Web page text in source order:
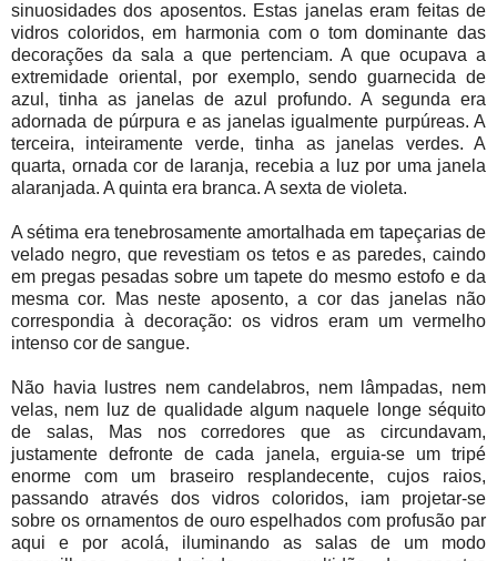
sinuosidades dos aposentos. Estas janelas eram feitas de
vidros coloridos, em harmonia com o tom dominante das
decorações da sala a que pertenciam. A que ocupava a
extremidade oriental, por exemplo, sendo guarnecida de
azul, tinha as janelas de azul profundo. A segunda era
adornada de púrpura e as janelas igualmente purpúreas. A
terceira, inteiramente verde, tinha as janelas verdes. A
quarta, ornada cor de laranja, recebia a luz por uma janela
alaranjada. A quinta era branca. A sexta de violeta.
A sétima era tenebrosamente amortalhada em tapeçarias de
velado negro, que revestiam os tetos e as paredes, caindo
em pregas pesadas sobre um tapete do mesmo estofo e da
mesma cor. Mas neste aposento, a cor das janelas não
correspondia à decoração: os vidros eram um vermelho
intenso cor de sangue.
Não havia lustres nem candelabros, nem lâmpadas, nem
velas, nem luz de qualidade algum naquele longe séquito
de salas, Mas nos corredores que as circundavam,
justamente defronte de cada janela, erguia-se um tripé
enorme com um braseiro resplandecente, cujos raios,
passando através dos vidros coloridos, iam projetar-se
sobre os ornamentos de ouro espelhados com profusão par
aqui e por acolá, iluminando as salas de um modo